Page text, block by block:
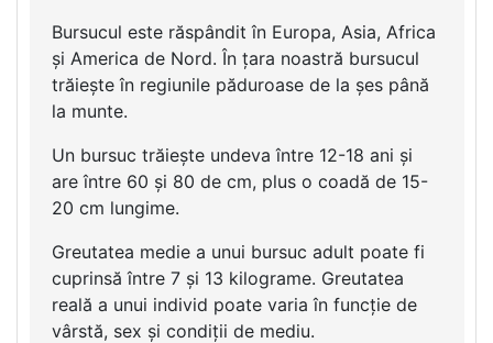
Bursucul este răspândit în Europa, Asia, Africa
și America de Nord. În țara noastră bursucul
trăiește în regiunile păduroase de la șes până
la munte.
Un bursuc trăiește undeva între 12-18 ani și
are între 60 și 80 de cm, plus o coadă de 15-
20 cm lungime.
Greutatea medie a unui bursuc adult poate fi
cuprinsă între 7 și 13 kilograme. Greutatea
reală a unui individ poate varia în funcție de
vârstă, sex și condiții de mediu.